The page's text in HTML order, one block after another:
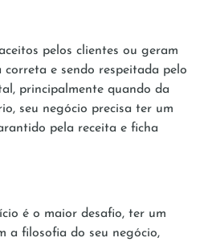
pelos clientes ou geram
e sendo respeitada pelo
principalmente quando da
seu negócio precisa ter um
pela receita e ficha
é o maior desafio, ter um
a filosofia do seu negócio,